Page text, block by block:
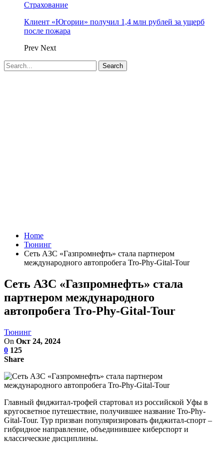
Страхование
Клиент «Югории» получил 1,4 млн рублей за ущерб
после пожара
Prev Next
Home
Тюнинг
Сеть АЗС «Газпромнефть» стала партнером
международного автопробега Tro-Phy-Gital-Tour
Сеть АЗС «Газпромнефть» стала
партнером международного
автопробега Tro-Phy-Gital-Tour
Тюнинг
On Окт 24, 2024
0 125
Share
Главный фиджитал-трофей стартовал из российской Уфы в
кругосветное путешествие, получившее название Tro-Phy-
Gital-Tour. Тур призван популяризировать фиджитал-спорт –
гибридное направление, объединившее киберспорт и
классические дисциплины.